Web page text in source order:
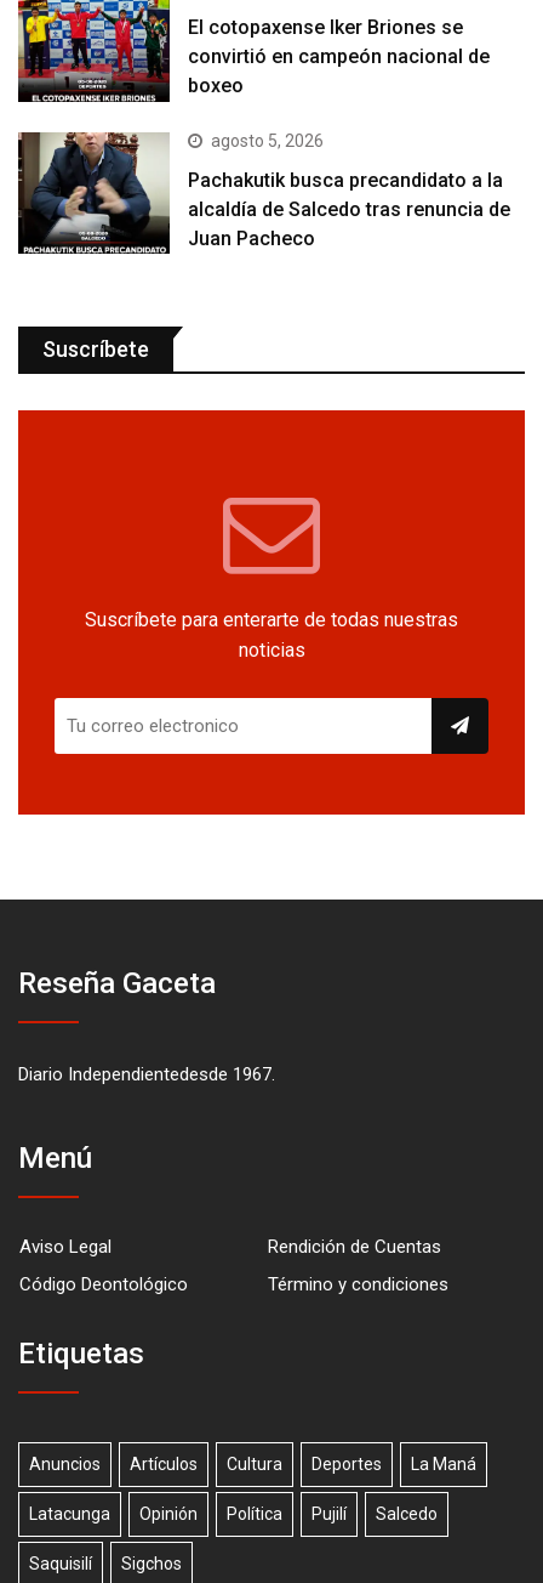
El cotopaxense Iker Briones se
convirtió en campeón nacional de
boxeo
agosto 5, 2026
Pachakutik busca precandidato a la
alcaldía de Salcedo tras renuncia de
Juan Pacheco
Suscríbete
Suscríbete para enterarte de todas nuestras
noticias
Reseña Gaceta
Diario Independientedesde 1967.
Menú
Aviso Legal
Rendición de Cuentas
Código Deontológico
Término y condiciones
Etiquetas
Anuncios Artículos Cultura Deportes La Maná
Latacunga Opinión Política Pujilí Salcedo
Saquisilí Sigchos